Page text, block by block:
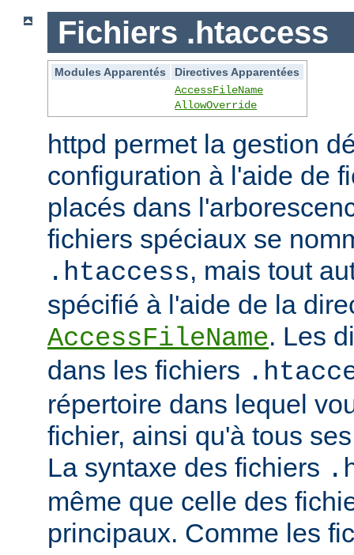
Fichiers .htaccess
Modules Apparentés
Directives Apparentées
AccessFileName
AllowOverride
httpd permet la gestion
configuration à l'aide de
placés dans
fichiers spéciaux se
.htaccess, mais tout
spécifié à l'aide de la
AccessFileName. Les
dans les fichiers
répertoire dans lequel
fichier, ainsi qu'à tous
La syntaxe des fichiers
même que celle des
principaux. Comme les